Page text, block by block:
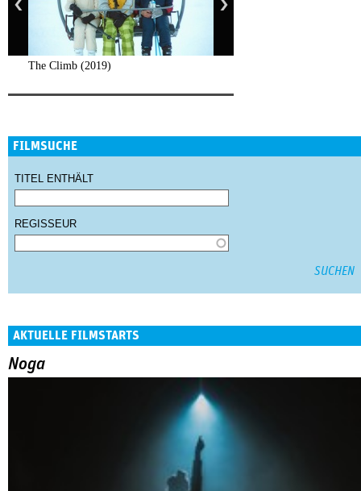
The Climb (2019)
FILMSUCHE
TITEL ENTHÄLT
REGISSEUR
AKTUELLE FILMSTARTS
Noga